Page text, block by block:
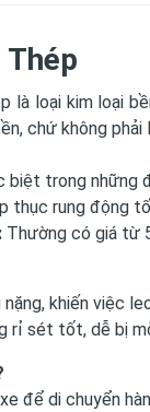
Thép
là loại kim loại
chứ không phải
biệt trong những
thục rung động
Thường có giá từ
khiến việc
rỉ sét tốt, dễ bị
để di chuyển